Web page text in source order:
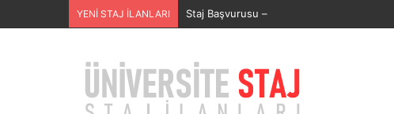
YENİ STAJ İLANLARI SECURITAS GÜVENLİK